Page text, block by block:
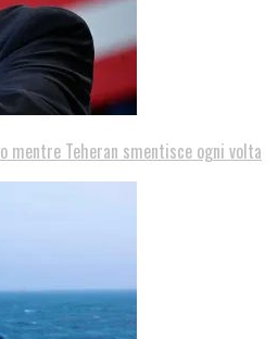
mentre Teheran smentisce ogni volta